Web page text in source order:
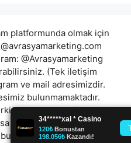
platformunda olmak için
@Avrasyamarketing
(Tek iletişim
ve mail adresimizdir.
bulunmamaktadır.
yasalarına göre 7258
dışı bahis oynamanın
site hiç bir